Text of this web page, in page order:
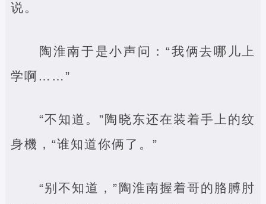
说。
陶淮南于是小声问：“我俩去哪儿上
学啊……”
“不知道。”陶晓东还在装着手上的纹
身機，“谁知道你俩了。”
“别不知道，”陶淮南握着哥的胳膊肘